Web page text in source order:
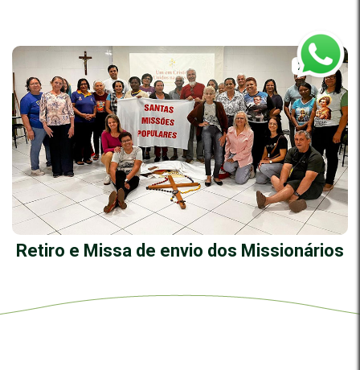
22/07
Retiro e Missa de envio dos Missionários